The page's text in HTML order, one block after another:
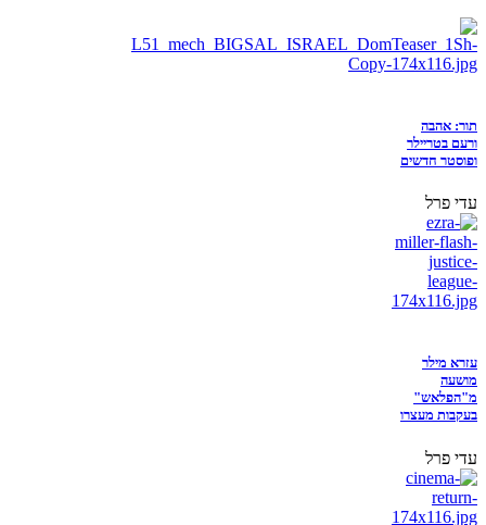
תור: אהבה
ורעם בטריילר
ופוסטר חדשים
עדי פרל
עזרא מילר
מושעה
מ"הפלאש"
בעקבות מעצרו
עדי פרל